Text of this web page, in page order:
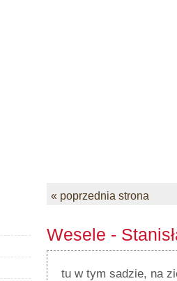
« poprzednia strona
Wesele -
tu w tym sadzie, na